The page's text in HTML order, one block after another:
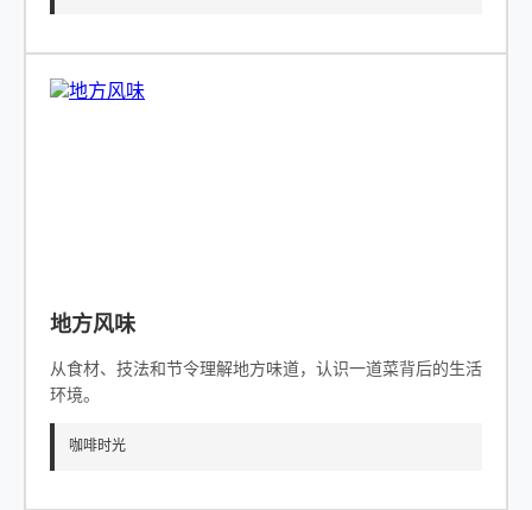
地方风味
从食材、技法和节令理解地方味道，认识一道菜背后的生活
环境。
咖啡时光